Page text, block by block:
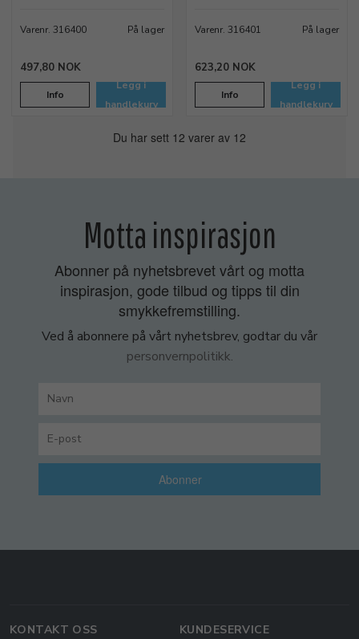
Varenr. 316400 På lager
497,80 NOK
Info
Legg i
handlekurv
Varenr. 316401 På lager
623,20 NOK
Info
Legg i
handlekurv
Du har sett 12 varer av 12
Motta inspirasjon
Abonner på nyhetsbrevet vårt og motta
inspirasjon, gode tilbud og tipps til din
smykkefremstilling.
Ved å abonnere på vårt nyhetsbrev, godtar du vår
personvernpolitikk.
Abonner
KONTAKT OSS KUNDESERVICE